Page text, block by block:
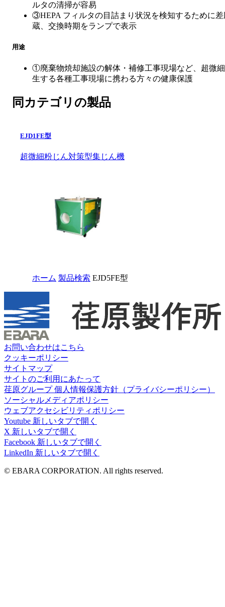
ルタの清掃が容易
③HEPA フィルタの目詰まり状況を検知するために
蔵、交換時期をランプで表示
用途
①廃棄物焼却施設の解体・補修工事現場など、超微
生する各種工事現場に携わる方々の健康保護
同カテゴリの製品
EJD1FE型
超微細粉じん対策型集じん機
ホーム 製品検索 EJD5FE型
お問い合わせはこちら
クッキーポリシー
サイトマップ
サイトのご利用にあたって
荏原グループ 個人情報保護方針（プライバシーポリシー）
ソーシャルメディアポリシー
ウェブアクセシビリティポリシー
Youtube 新しいタブで開く
X 新しいタブで開く
Facebook 新しいタブで開く
LinkedIn 新しいタブで開く
© EBARA CORPORATION. All rights reserved.